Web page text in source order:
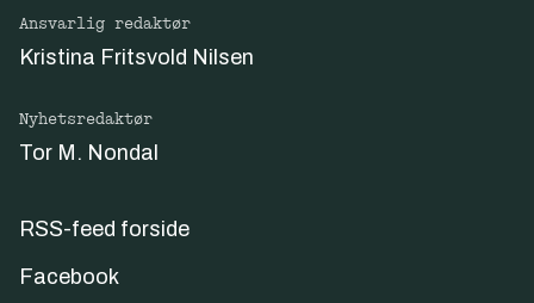
Ansvarlig redaktør
Kristina Fritsvold Nilsen
Nyhetsredaktør
Tor M. Nondal
RSS-feed forside
Facebook